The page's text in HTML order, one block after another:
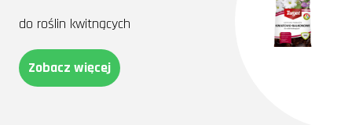
do roślin kwitnących
Zobacz więcej